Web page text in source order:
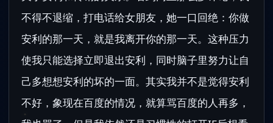
不得不退缩，打电话给女朋友，她一口回绝：你做
安利的那一天，就是我离开你的那一天。这种压力
使我只能选择立即退出安利，同时脑子里努力让自
己多想想安利的坏的一面。其实我并不是觉得安利
不好，象现在百度的情况，就算骂百度的人再多，